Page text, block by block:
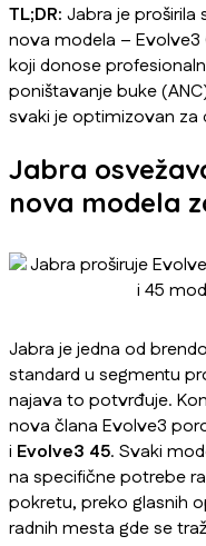
TL;DR: Jabra je proširila
nova modela – Evolve3
koji donose
poništavanje buke
svaki je optimizovan za
Jabra
nova modela
Jabra je jedna od
standard u segmentu
najava to potvrđuje.
nova člana Evolve3
i Evolve3 45. Svaki
na specifične potrebe
pokretu, preko glasnih
radnih mesta gde se